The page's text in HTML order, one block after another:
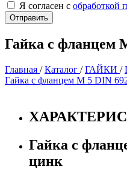
Я согласен с обработкой
Гайка с фланцем
Главная /Каталог /ГАЙКИ /
Гайка с фланцем М 5 DIN
Гайка с
цинк